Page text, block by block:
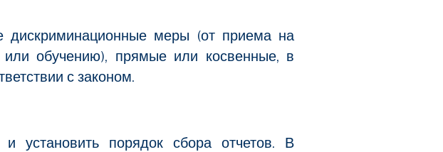
дискриминационные меры (от приема на
или обучению), прямые или косвенные, в
с законом.
и установить порядок сбора отчетов. В